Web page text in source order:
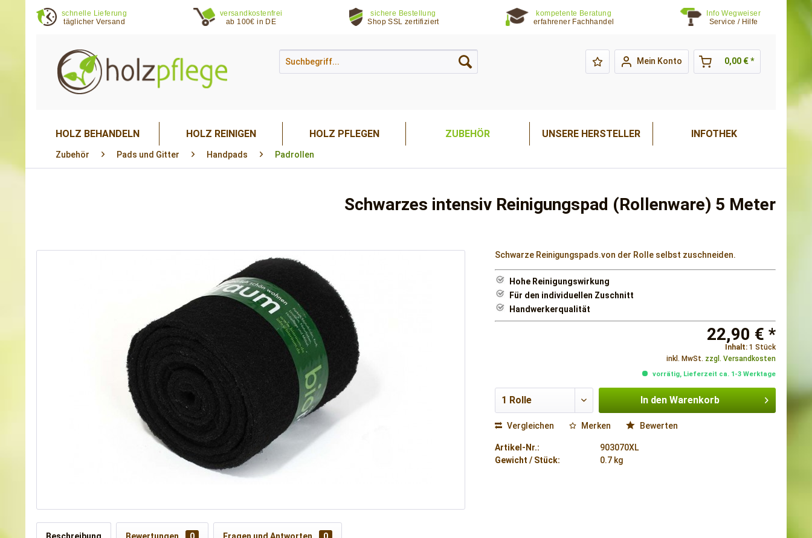
schnelle Lieferung
täglicher Versand
versandkostenfrei
ab 100€ in DE
sichere Bestellung
Shop SSL zertifiziert
kompetente Beratung
erfahrener Fachhandel
Info Wegweiser
Service / Hilfe
Mein Konto 0,00 € *
HOLZ BEHANDELN HOLZ REINIGEN HOLZ PFLEGEN ZUBEHÖR UNSERE HERSTELLER INFOTHEK
Zubehör Pads und Gitter Handpads Padrollen
Schwarzes intensiv Reinigungspad (Rollenware) 5 Meter
Schwarze Reinigungspads.von der Rolle selbst zuschneiden.
Hohe Reinigungswirkung
Für den individuellen Zuschnitt
Handwerkerqualität
22,90 € *
Inhalt: 1 Stück
inkl. MwSt. zzgl. Versandkosten
vorrätig, Lieferzeit ca. 1-3 Werktage
In den Warenkorb
Vergleichen Merken Bewerten
Artikel-Nr.:
903070XL
Gewicht / Stück:
0.7 kg